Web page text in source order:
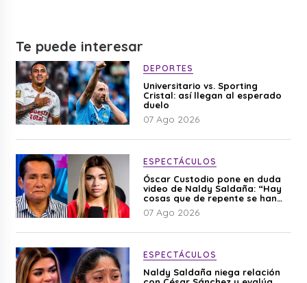
Te puede interesar
DEPORTES
Universitario vs. Sporting
Cristal: así llegan al esperado
duelo
07 Ago 2026
ESPECTÁCULOS
Óscar Custodio pone en duda
video de Naldy Saldaña: “Hay
cosas que de repente se han
editado”
07 Ago 2026
ESPECTÁCULOS
Naldy Saldaña niega relación